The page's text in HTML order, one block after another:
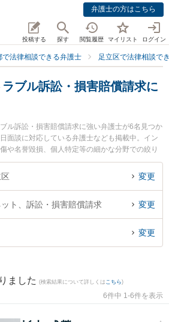
弁護士の方はこちら
投稿する 探す 閲覧履歴 マイリスト ログイン
で法律相談できる弁護士 足立区で法律相談で
ブル訴訟・損害賠償請求に
ル訴訟・損害賠償請求に強い弁護士が6名見つか
面談に対応している弁護士なども掲載中。イン
や名誉毀損、個人特定等の細かな分野での絞り
杉山法律事務所の杉山 成榮 弁護士やAuthense
田 享兵弁護士、弁護士法人北千住パブリック法
士に相談したい』『ネットトラブル訴訟・損害
豊富な近くの弁護士を検索したい』『初回相談
害賠償請求を法律相談できる足立区内の弁護士
変更
ト、訴訟・損害賠償請求 変更
変更
ました (検索結果について詳しくは こちら)
6件中 1-6件を表示